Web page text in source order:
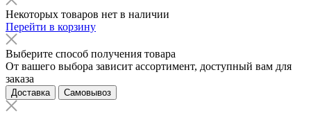
Некоторых товаров нет в наличии
Перейти в корзину
Выберите способ получения товара
От вашего выбора зависит ассортимент, доступный вам для
заказа
Доставка Самовывоз